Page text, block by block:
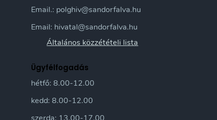
Email.: polghiv@sandorfalva.hu
Email: hivatal@sandorfalva.hu
Általános közzétételi lista
Ügyfélfogadás
hétfő: 8.00-12.00
kedd: 8.00-12.00